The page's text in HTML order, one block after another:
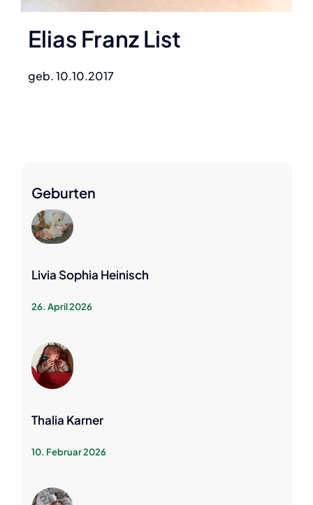
Elias Franz List
geb. 10.10.2017
Geburten
Livia Sophia Heinisch
26. April 2026
Thalia Karner
10. Februar 2026